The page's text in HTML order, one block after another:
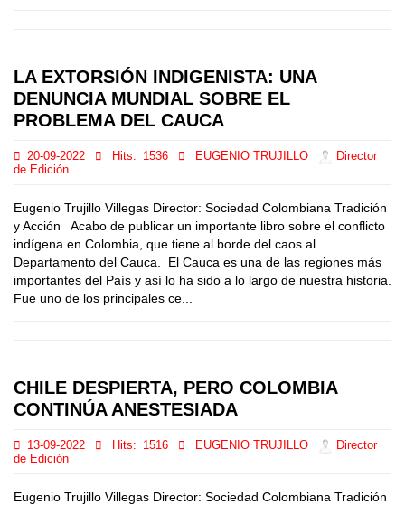
LA EXTORSIÓN INDIGENISTA: UNA
DENUNCIA MUNDIAL SOBRE EL
PROBLEMA DEL CAUCA
20-09-2022 Hits: 1536 EUGENIO TRUJILLO
Director
de Edición
Eugenio Trujillo Villegas Director: Sociedad Colombiana Tradición
y Acción Acabo de publicar un importante libro sobre el conflicto
indígena en Colombia, que tiene al borde del caos al
Departamento del Cauca. El Cauca es una de las regiones más
importantes del País y así lo ha sido a lo largo de nuestra historia.
Fue uno de los principales ce...
CHILE DESPIERTA, PERO COLOMBIA
CONTINÚA ANESTESIADA
13-09-2022 Hits: 1516 EUGENIO TRUJILLO
Director
de Edición
Eugenio Trujillo Villegas Director: Sociedad Colombiana Tradición